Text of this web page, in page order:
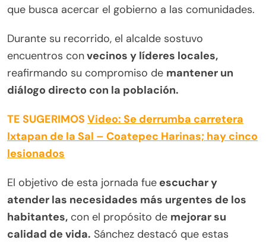
que busca acercar el gobierno a las comunidades.
Durante su recorrido, el alcalde sostuvo
encuentros convecinos y líderes locales,
reafirmando su compromiso de mantener un
diálogo directo con la población.
TE SUGERIMOS Video: Se derrumba carretera
Ixtapan de la Sal – Coatepec Harinas; hay cinco
lesionados
El objetivo de esta jornada fue escuchar y
atender las necesidades más urgentes de los
habitantes, con el propósito de mejorar su
calidad de vida. Sánchez destacó que estas